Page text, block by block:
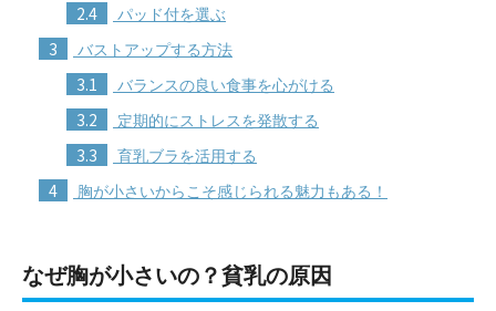
2.4 パッド付を選ぶ
3 バストアップする方法
3.1 バランスの良い食事を心がける
3.2 定期的にストレスを発散する
3.3 育乳ブラを活用する
4 胸が小さいからこそ感じられる魅力もある！
なぜ胸が小さいの？貧乳の原因